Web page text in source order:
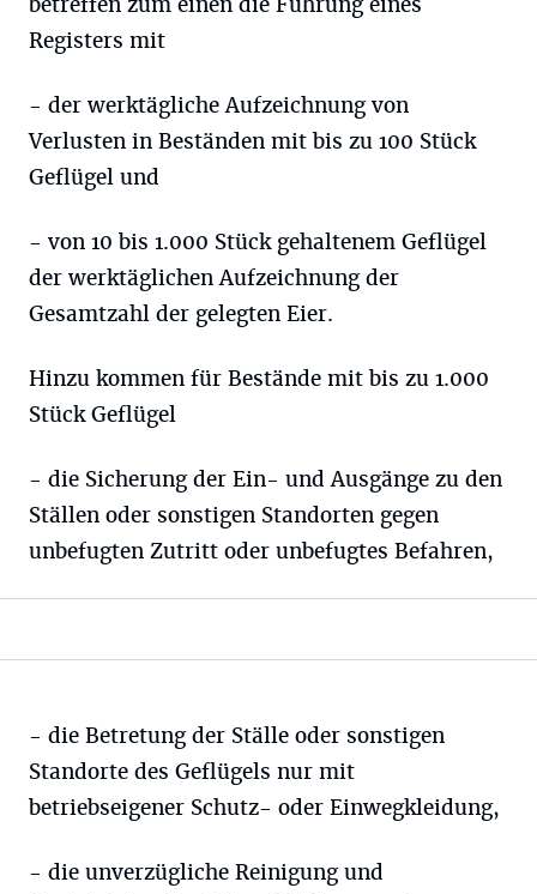
Registers mit
- der werktägliche Aufzeichnung von
Verlusten in Beständen mit bis zu 100 Stück
Geflügel und
- von 10 bis 1.000 Stück gehaltenem Geflügel
der werktäglichen Aufzeichnung der
Gesamtzahl der gelegten Eier.
Hinzu kommen für Bestände mit bis zu 1.000
Stück Geflügel
- die Sicherung der Ein- und Ausgänge zu den
Ställen oder sonstigen Standorten gegen
unbefugten Zutritt oder unbefugtes Befahren,
- die Betretung der Ställe oder sonstigen
Standorte des Geflügels nur mit
betriebseigener Schutz- oder Einwegkleidung,
- die unverzügliche Reinigung und